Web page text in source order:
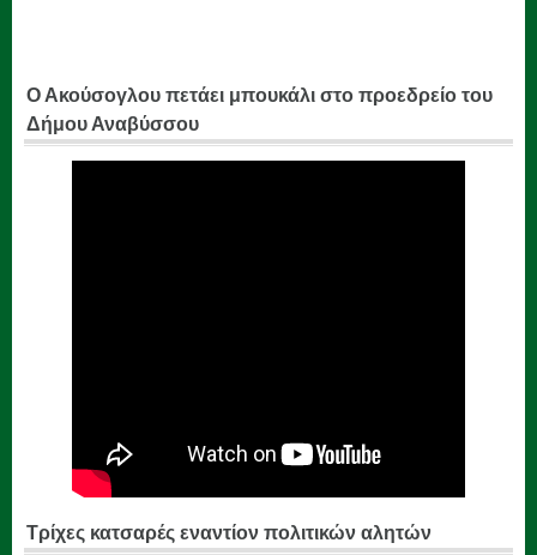
Ο Ακούσογλου πετάει μπουκάλι στο προεδρείο του
Δήμου Αναβύσσου
Τρίχες κατσαρές εναντίον πολιτικών αλητών